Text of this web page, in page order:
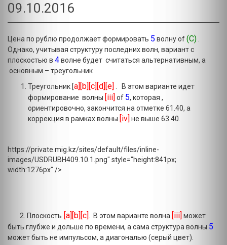
09.10.2016
Цена по рублю продолжает формировать 5 волну of(C)
Однако, учитывая структуру последних волн, вариант с
плоскостью в 4волне будет считаться альтернативным, а
основным – треугольник .
Треугольник [a][b][c][d][e]
. В этом варианте идет
формирование волны [iii] of 5, которая ,
ориентировочно, закончится на отметке 61.40, а
коррекция в рамках волны [iv] не выше 63.40.
https://private.mig.kz/sites/default/files/inline-
images/USDRUBH409.10.1.png" style="height:841px;
width:1276px" />
2. Плоскость [a][b][c] . В этом варианте волна [iii] может
быть глубже и дольше по времени, а сама структура волны 5
может быть не импульсом, а диагональю (серый цвет).